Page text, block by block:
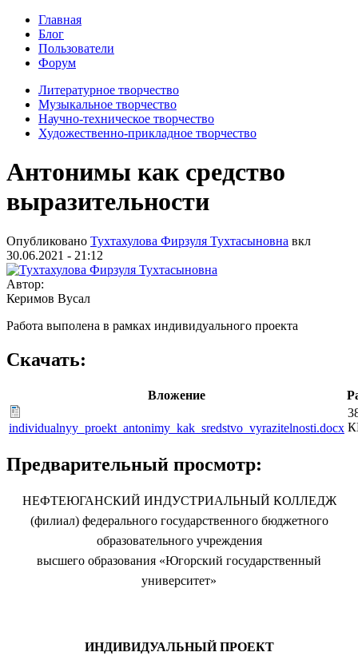
Главная
Блог
Пользователи
Форум
Литературное творчество
Музыкальное творчество
Научно-техническое творчество
Художественно-прикладное творчество
Антонимы как средство
выразительности
Опубликовано Тухтахулова Фирзуля Тухтасыновна вкл
30.06.2021 - 21:12
Автор:
Керимов Вусал
Работа выполена в рамках индивидуального проекта
Скачать:
Вложение
individualnyy_proekt_antonimy_kak_sredstvo_vyrazitelnosti.docx
Предварительный просмотр:
НЕФТЕЮГАНСКИЙ ИНДУСТРИАЛЬНЫЙ КОЛЛЕДЖ
(филиал) федерального государственного бюджетного
образовательного учреждения
высшего образования «Югорский государственный
университет»
ИНДИВИДУАЛЬНЫЙ ПРОЕКТ